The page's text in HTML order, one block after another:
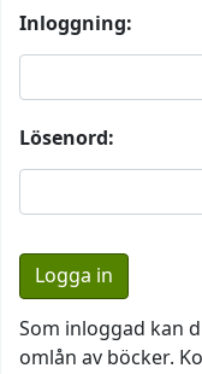
Inloggning:
Lösenord:
Som inloggad kan
omlån av böcker.